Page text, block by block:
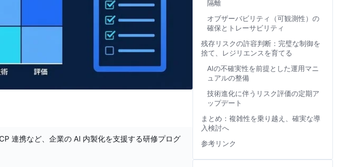
連携など、企業の AI 内製化を支援する研修プログ
隔離
オブザーバビリティ（可観測性）の
確保とトレーサビリティ
残存リスクの許容判断：完璧な制御を
捨て、レジリエンスを育てる
AIの不確実性を前提とした運用マニ
ュアルの整備
技術進化に伴うリスク評価の定期ア
ップデート
まとめ：複雑性を乗り越え、確実な導
入検討へ
参考リンク